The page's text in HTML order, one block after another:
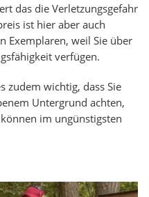
das die Verletzungsgefahr
ist hier aber auch
Exemplaren, weil Sie über
verfügen.
zudem wichtig, dass Sie
Untergrund achten,
im ungünstigsten